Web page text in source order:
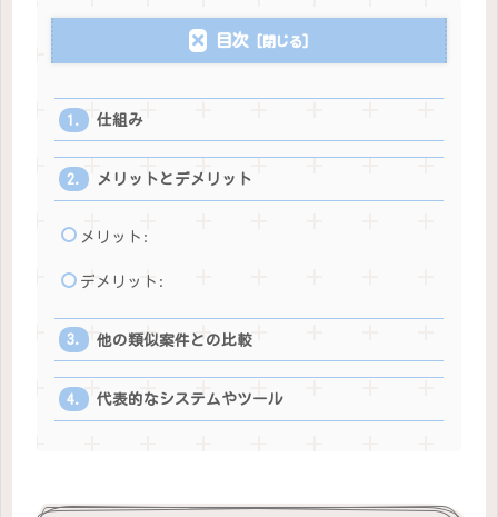
目次
仕組み
メリットとデメリット
メリット:
デメリット:
他の類似案件との比較
代表的なシステムやツール